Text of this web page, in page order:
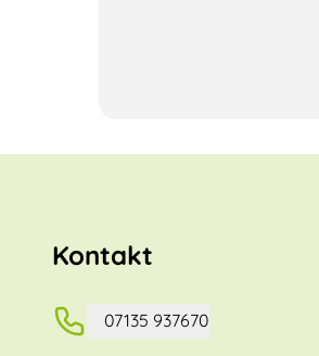
Kontakt
07135 937670